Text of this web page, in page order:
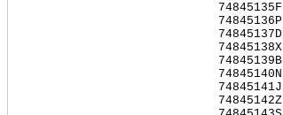
74845135F
74845136P
74845137D
74845138X
74845139B
74845140N
74845141J
74845142Z